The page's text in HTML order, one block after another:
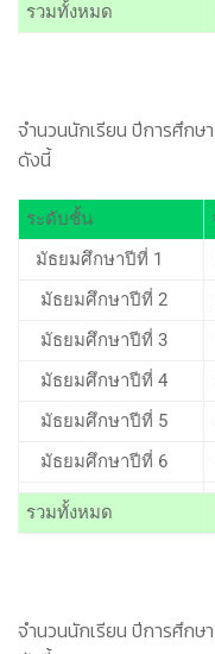
รวมทั้งหมด
จำนวนนักเรียน ปีการศึก
ดังนี้
ระดับชั้น
มัธยมศึกษาปีที่ 1
มัธยมศึกษาปีที่ 2
มัธยมศึกษาปีที่ 3
มัธยมศึกษาปีที่ 4
มัธยมศึกษาปีที่ 5
มัธยมศึกษาปีที่ 6
รวมทั้งหมด
จำนวนนักเรียน ปีการศึกษ